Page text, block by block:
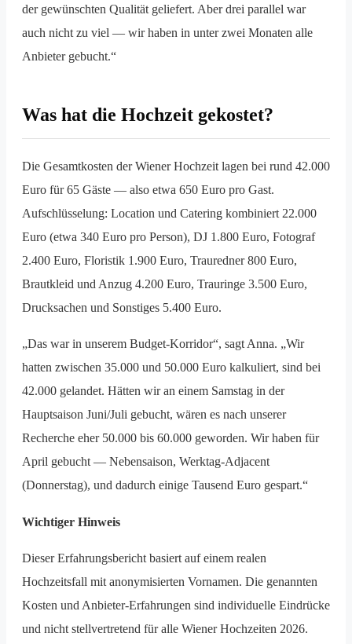
der gewünschten Qualität geliefert. Aber drei parallel war
auch nicht zu viel — wir haben in unter zwei Monaten alle
Anbieter gebucht.“
Was hat die Hochzeit gekostet?
Die Gesamtkosten der Wiener Hochzeit lagen bei rund 42.000
Euro für 65 Gäste — also etwa 650 Euro pro Gast.
Aufschlüsselung: Location und Catering kombiniert 22.000
Euro (etwa 340 Euro pro Person), DJ 1.800 Euro, Fotograf
2.400 Euro, Floristik 1.900 Euro, Trauredner 800 Euro,
Brautkleid und Anzug 4.200 Euro, Trauringe 3.500 Euro,
Drucksachen und Sonstiges 5.400 Euro.
„Das war in unserem Budget-Korridor“, sagt Anna. „Wir
hatten zwischen 35.000 und 50.000 Euro kalkuliert, sind bei
42.000 gelandet. Hätten wir an einem Samstag in der
Hauptsaison Juni/Juli gebucht, wären es nach unserer
Recherche eher 50.000 bis 60.000 geworden. Wir haben für
April gebucht — Nebensaison, Werktag-Adjacent
(Donnerstag), und dadurch einige Tausend Euro gespart.“
Wichtiger Hinweis
Dieser Erfahrungsbericht basiert auf einem realen
Hochzeitsfall mit anonymisierten Vornamen. Die genannten
Kosten und Anbieter-Erfahrungen sind individuelle Eindrücke
und nicht stellvertretend für alle Wiener Hochzeiten 2026.